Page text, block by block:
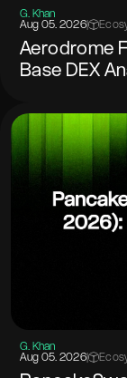
G. Khan
Aug 05. 2026|
Aerodrome
Base DEX
G. Khan
Aug 05. 2026|